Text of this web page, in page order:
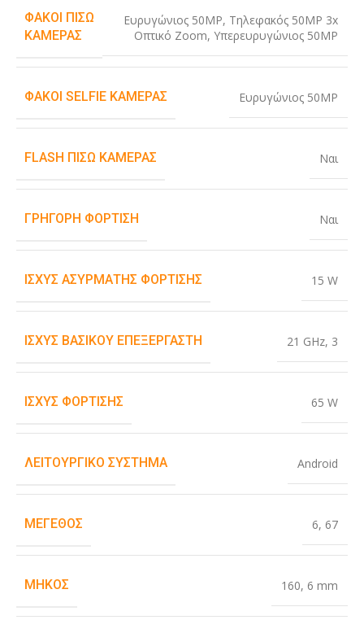
ΦΑΚΟΊ ΠΊΣΩ
ΚΆΜΕΡΑΣ
Ευρυγώνιος 50MP, Τηλεφακός 50MP 3x
Οπτικό Zoom, Υπερευρυγώνιος 50MP
ΦΑΚΟΊ SELFIE ΚΆΜΕΡΑΣ Ευρυγώνιος 50MP
FLASH ΠΊΣΩ ΚΆΜΕΡΑΣ Ναι
ΓΡΉΓΟΡΗ ΦΌΡΤΙΣΗ Ναι
ΙΣΧΎΣ ΑΣΎΡΜΑΤΗΣ ΦΌΡΤΙΣΗΣ 15 W
ΙΣΧΎΣ ΒΑΣΙΚΟΎ ΕΠΕΞΕΡΓΑΣΤΉ 21 GHz, 3
ΙΣΧΎΣ ΦΌΡΤΙΣΗΣ 65 W
ΛΕΙΤΟΥΡΓΙΚΌ ΣΎΣΤΗΜΑ Android
ΜΈΓΕΘΟΣ 6, 67
ΜΉΚΟΣ 160, 6 mm